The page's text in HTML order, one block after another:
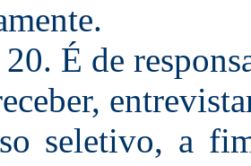
É de
seletivo, a